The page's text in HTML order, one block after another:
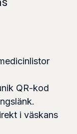
QR-kod
i väskans